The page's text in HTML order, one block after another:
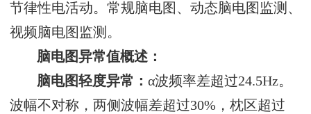
节律性电活动。常规脑电图、动态脑电图监测、
视频脑电图监测。
脑电图异常值概述：
脑电图轻度异常：α波频率差超过24.5Hz。
波幅不对称，两侧波幅差超过30%，枕区超过